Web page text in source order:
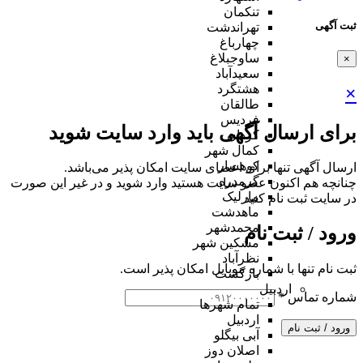
ثبت آگهی
×
×
برای ارسال آگهی باید وارد سایت شوید
ارسال آگهی تنها برای اعضای سایت امکان پذیر می‌باشد.
چنانچه هم‌ اکنون عضو سایت هستید وارد شوید و در غیر این صورت
در سایت ثبت نام کنید
ورود / ثبت نام
ثبت نام تنها با شماره موبایل امکان پذیر است.
شماره تماس*
ورود / ثبت نام
تنکمان
تهراندشت
چهارباغ
ساوجبلاغ
سعیدآباد
هشتگرد
طالقان
فردیس
کردان
کمال شهر
کوهسار
گرمدره
مارلیک
ماهدشت
محمدشهر
مشکین شهر
نظرآباد
بازگشت
اردبیل
تمام شهر‌ها
اردبیل
آبی بیگلو
اصلان دوز